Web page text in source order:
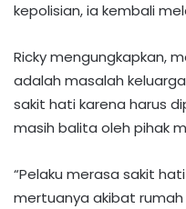
kepolisian, ia kembali
Ricky mengungkapkan,
adalah masalah
sakit hati karena harus
masih balita oleh pihak
“Pelaku merasa sakit
mertuanya akibat